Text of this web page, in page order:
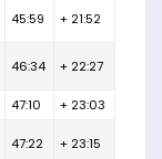
45:59 + 21:52
46:34 + 22:27
47:10 + 23:03
47:22 + 23:15